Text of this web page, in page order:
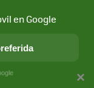
APLICACIONES
×
en Google